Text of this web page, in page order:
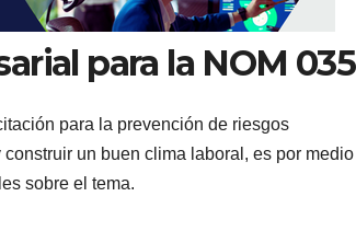
para la NOM 035
para la prevención de riesgos
un buen clima laboral, es por
sobre el tema.